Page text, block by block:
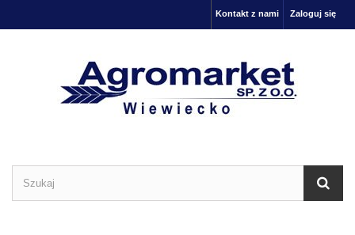
Zaloguj się
Kontakt z nami